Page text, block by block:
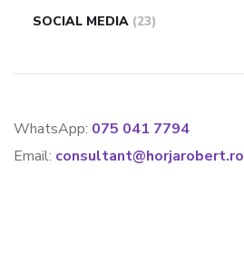
SOCIAL MEDIA (23)
WhatsApp: 075 041 7794
Email: consultant@horjarobert.ro